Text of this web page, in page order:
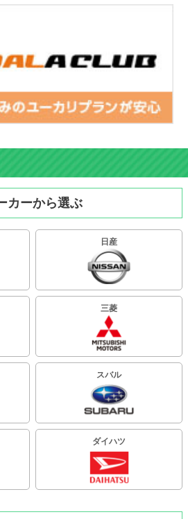
カーから選ぶ
日産
三菱
スバル
ダイハツ